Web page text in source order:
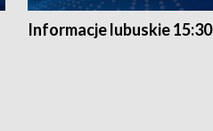
Informacje lubuskie 15:30